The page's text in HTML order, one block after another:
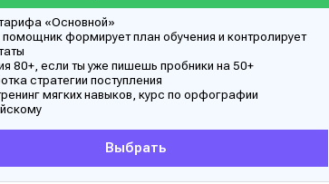
«Основной»
формирует план обучения и контролирует
80+, если ты уже пишешь пробники на 50+
стратегии поступления
мягких навыков, курс по орфографии
Выбрать